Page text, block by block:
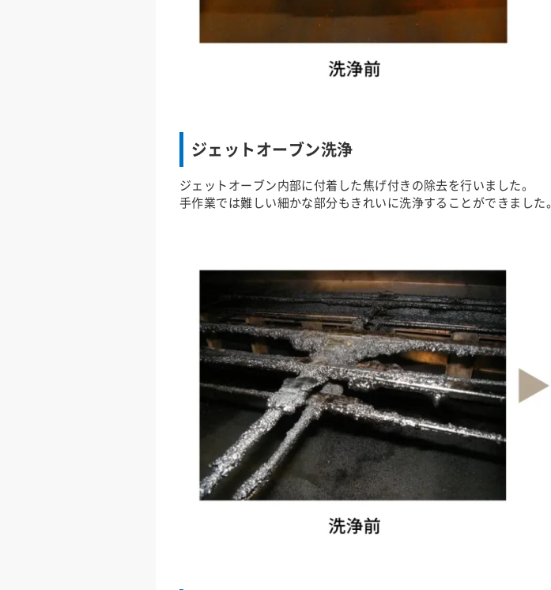
ジェットオーブン洗浄
ジェットオーブン内部に付着した焦げ付きの除去を行いました。
手作業では難しい細かな部分もきれいに洗浄することができました。